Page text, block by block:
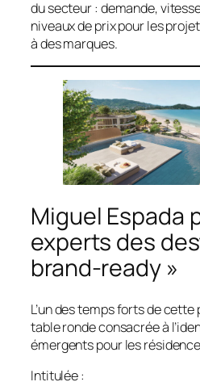
du secteur : demande,
niveaux de prix pour les
à des marques.
Miguel Espada
experts des
brand-ready »
L’un des temps forts de
table ronde consacrée à
émergents pour les
Intitulée :